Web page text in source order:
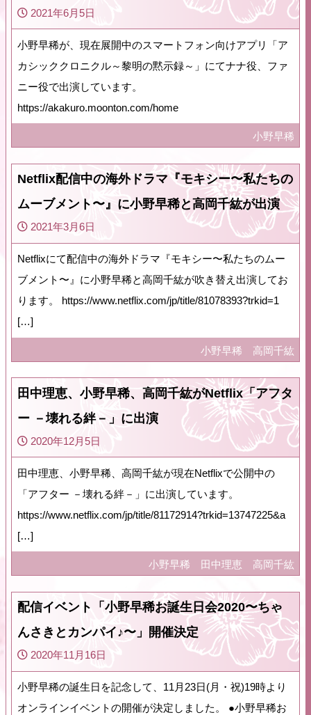
2021年6月5日
小野早稀が、現在展開中のスマートフォン向けアプリ「ア
カシッククロニクル～黎明の黙示録～」にてナナ役、ファ
ニー役で出演しています。
https://akakuro.moonton.com/home
小野早稀
Netflix配信中の海外ドラマ『モキシー〜私たちの
ムーブメント〜』に小野早稀と高岡千紘が出演
2021年3月6日
Netflixにて配信中の海外ドラマ『モキシー〜私たちのムー
ブメント〜』に小野早稀と高岡千紘が吹き替え出演してお
ります。 https://www.netflix.com/jp/title/81078393?trkid=1
[…]
小野早稀 高岡千紘
田中理恵、小野早稀、高岡千紘がNetflix「アフタ
ー －壊れる絆－」に出演
2020年12月5日
田中理恵、小野早稀、高岡千紘が現在Netflixで公開中の
「アフター －壊れる絆－」に出演しています。
https://www.netflix.com/jp/title/81172914?trkid=13747225&a
[…]
小野早稀 田中理恵 高岡千紘
配信イベント「小野早稀お誕生日会2020〜ちゃ
んさきとカンパイ♪〜」開催決定
2020年11月16日
小野早稀の誕生日を記念して、11月23日(月・祝)19時より
オンラインイベントの開催が決定しました。 ●小野早稀お